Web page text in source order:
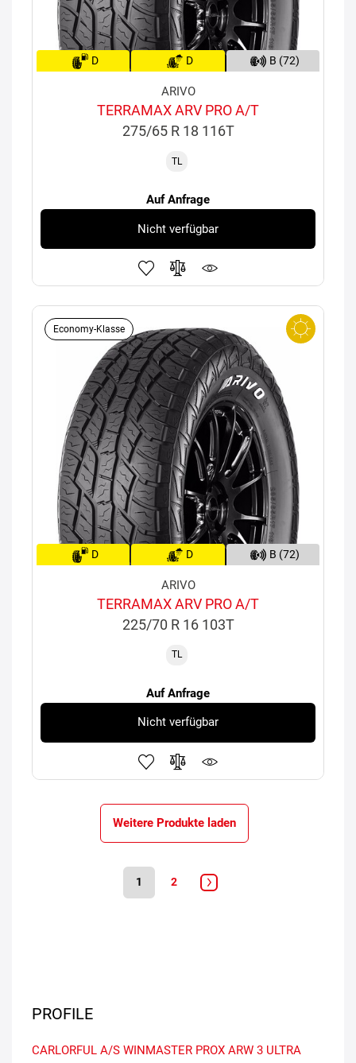
D D B (72)
ARIVO
TERRAMAX ARV PRO A/T
275/65 R 18 116T
TL
Auf Anfrage
Nicht verfügbar
Economy-Klasse
D D B (72)
ARIVO
TERRAMAX ARV PRO A/T
225/70 R 16 103T
TL
Auf Anfrage
Nicht verfügbar
Weitere Produkte laden
1 2
PROFILE
CARLORFUL A/S WINMASTER PROX ARW 3 ULTRA